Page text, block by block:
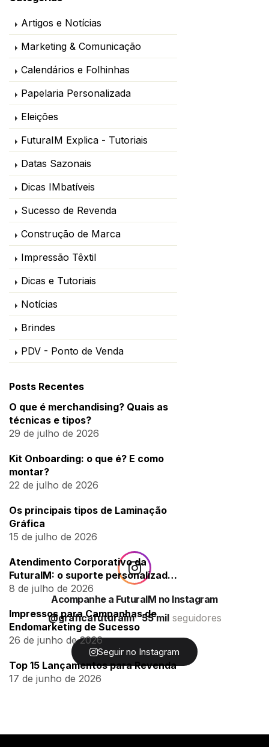
Artigos e Notícias
Marketing & Comunicação
Calendários e Folhinhas
Papelaria Personalizada
Eleições
FuturaIM Explica - Tutoriais
Datas Sazonais
Dicas IMbatíveis
Sucesso de Revenda
Construção de Marca
Impressão Têxtil
Dicas e Tutoriais
Notícias
Brindes
PDV - Ponto de Venda
Posts Recentes
O que é merchandising? Quais as
técnicas e tipos?
29 de julho de 2026
Kit Onboarding: o que é? E como
montar?
22 de julho de 2026
Os principais tipos de Laminação
Gráfica
15 de julho de 2026
Atendimento Corporativo da
FuturaIM: o suporte personalizado
para empresas
8 de julho de 2026
Impressos para Campanhas de
Endomarketing de Sucesso
26 de junho de 2026
Top 15 Lançamentos para Revenda
17 de junho de 2026
Acompanhe a FuturaIM no Instagram
@graficafuturaim 55 milseguidores
Seguir no Instagram